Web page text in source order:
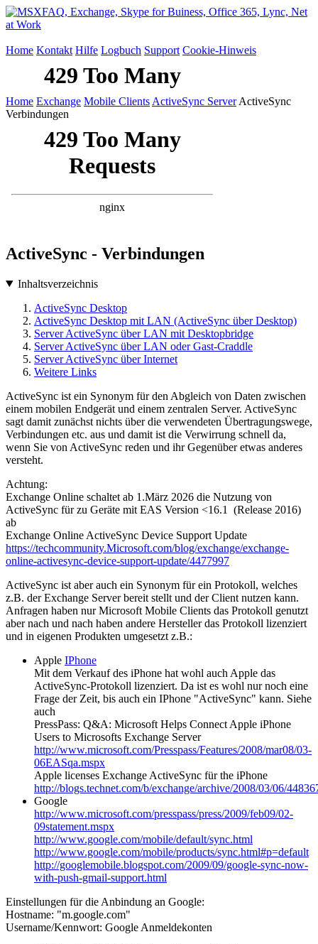
Home Kontakt Hilfe Logbuch Support Cookie-Hinweis
Home Exchange Mobile Clients ActiveSync ServerActiveSync
Verbindungen
ActiveSync - Verbindungen
Inhaltsverzeichnis
ActiveSync Desktop
ActiveSync Desktop mit LAN (ActiveSync über Desktop)
Server ActiveSync über LAN mit Desktopbridge
Server ActiveSync über LAN oder Gast-Craddle
Server ActiveSync über Internet
Weitere Links
ActiveSync ist ein Synonym für den Abgleich von Daten zwischen
einem mobilen Endgerät und einem zentralen Server. ActiveSync
sagt damit zunächst nichts über die verwendeten Übertragungswege,
Verbindungen etc. aus und damit ist die Verwirrung schnell da,
wenn Sie von ActiveSync reden und ihr Gegenüber etwas anderes
versteht.
Achtung:
Exchange Online schaltet ab 1.März 2026 die Nutzung von
ActiveSync für zu Geräte mit EAS Version <16.1 (Release 2016)
ab
Exchange Online ActiveSync Device Support Update
https://techcommunity.Microsoft.com/blog/exchange/exchange-
online-activesync-device-support-update/4477997
ActiveSync ist aber auch ein Synonym für ein Protokoll, welches
z.B. der Exchange Server bereit stellt und der Client nutzen kann.
Anfragen haben nur Microsoft Mobile Clients das Protokoll genutzt
aber nach und nach haben andere Hersteller das Protokoll lizenziert
und in eigenen Produkten umgesetzt z.B.:
Apple IPhone
Mit dem Verkauf des iPhone hat wohl auch Apple das
ActiveSync-Protokoll lizenziert. Da ist es wohl nur noch eine
Frage der Zeit, bis auch ein IPhone "ActiveSync" kann. Siehe
auch
PressPass: Q&A: Microsoft Helps Connect Apple iPhone
Users to Microsofts Exchange Server
http://www.microsoft.com/Presspass/Features/2008/mar08/03-
06EASqa.mspx
Apple licenses Exchange ActiveSync für the iPhone
http://blogs.technet.com/b/exchange/archive/2008/03/06/
Google
http://www.microsoft.com/presspass/press/2009/feb09/02-
09statement.mspx
http://www.google.com/mobile/default/sync.html
http://www.google.com/mobile/products/sync.html#p=default
http://googlemobile.blogspot.com/2009/09/google-sync-now-
with-push-gmail-support.html
Einstellungen für die Anbindung an Google:
Hostname: "m.google.com"
Username/Kennwort: Google Anmeldekonten